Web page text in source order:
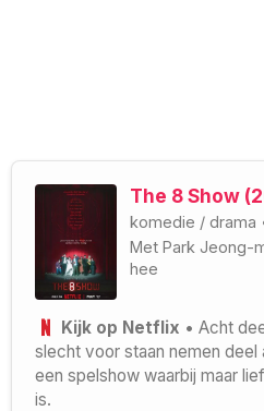
The 8 Show
komedie / drama
Met Park Jeong-
hee
Kijk op Netflix • Acht
slecht voor staan nemen deel
een spelshow waarbij maar
is.